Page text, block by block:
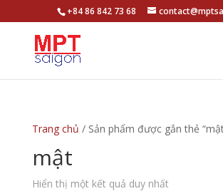
+84 86 842 73 68
Trang chủ / Sản phẩm được gắn thẻ
mật
Hiển thị một kết quả duy nhất